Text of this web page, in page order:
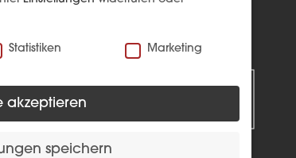
Statistiken Marketing
akzeptieren
speichern